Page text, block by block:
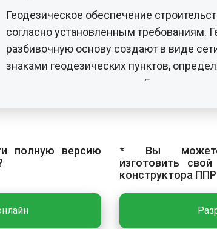
Геодезическое обеспечение
согласно установленным требованиям.
разбивочную основу создают в виде
знаками геодезических пунктов,
сооружения на местности.
закладывают на весь период
работ, временные — по этапам работ.
ОСНОВНЫЕ РАБОТЫ
Технологический процесс включает
полную версию
* Вы можете
изготовить
конструктора